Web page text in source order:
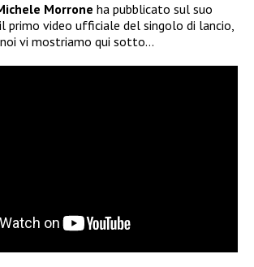
Morrone ha pubblicato sul suo
il primo video ufficiale del singolo di lancio,
noi vi mostriamo qui sotto…